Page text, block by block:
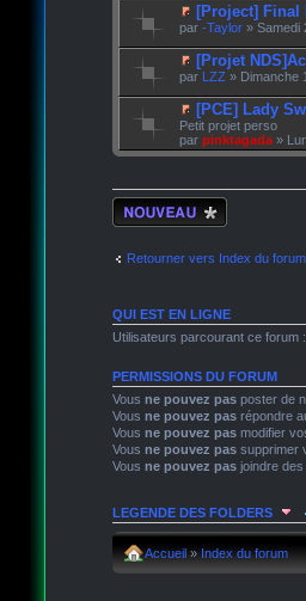
[Project] Final
par -Taylor» Samedi
[Projet
par LZZ » Dimanche
[PCE] Lady
Petit projet perso
par pinktagada»
Écrire un nouveau
sujet
Retourner vers Index du forum
QUI EST EN LIGNE
Utilisateurs parcourant ce forum
PERMISSIONS DU FORUM
Vous ne pouvez pasposter de
Vous ne pouvez pasrépondre
Vous ne pouvez pasmodifier
Vous ne pouvez passupprimer
Vous ne pouvez pasjoindre des
LEGENDE DES FOLDERS
Accueil» Index du forum